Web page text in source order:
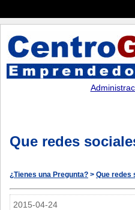
Que redes
¿Tienes una Pregunta? > Que redes
2015-04-24